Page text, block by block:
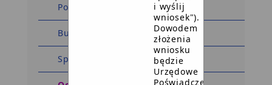
Podatki i opłaty
Budżet Miasta i Gminy
Sprawozdania
i wyślij
wniosek").
Dowodem
złożenia
wniosku
będzie
Urzędowe
Poświadczenie